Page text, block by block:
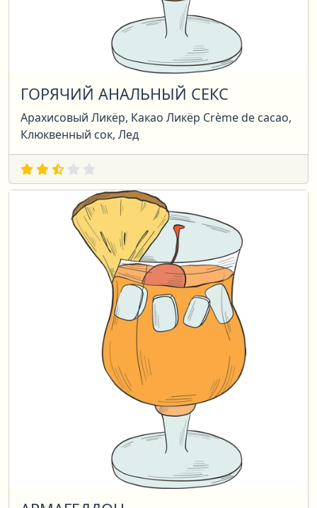
ГОРЯЧИЙ АНАЛЬНЫЙ СЕКС
Арахисовый Ликёр, Какао Ликёр Crème de cacao,
Клюквенный сок, Лед